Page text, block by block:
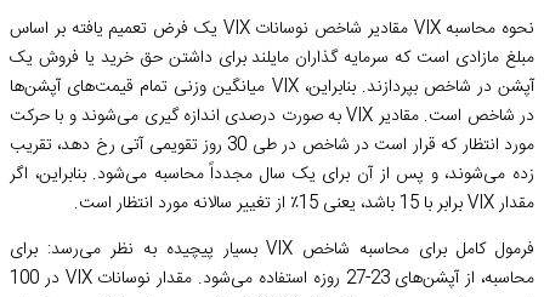
نحوه محاسبه VIX مقادیر شاخص نوسانات VIX یک فرض تعمیم یافته بر اساس
مبلغ مازادی است که سرمایه گذاران مایلند برای داشتن حق خرید یا فروش یک
آپشن در شاخص بپردازند. بنابراین، VIX میانگین وزنی تمام قیمت‌های‌ آپشن‌ها
در شاخص است. مقادیر VIX به صورت درصدی اندازه گیری می‌شوند و با حرکت
مورد انتظار که قرار است در شاخص در طی 30 روز تقویمی آتی رخ دهد، تقریب
زده می‌شوند، و پس از آن برای یک سال مجدداً محاسبه می‌شود. بنابراین، اگر
مقدار VIX برابر با 15 باشد، یعنی 15٪ از تغییر سالانه مورد انتظار است.
فرمول کامل برای محاسبه شاخص VIX بسیار پیچیده به نظر می‌رسد: برای
محاسبه، از آپشن‌های 23-27 روزه استفاده می‌شود. مقدار نوسانات VIX در 100